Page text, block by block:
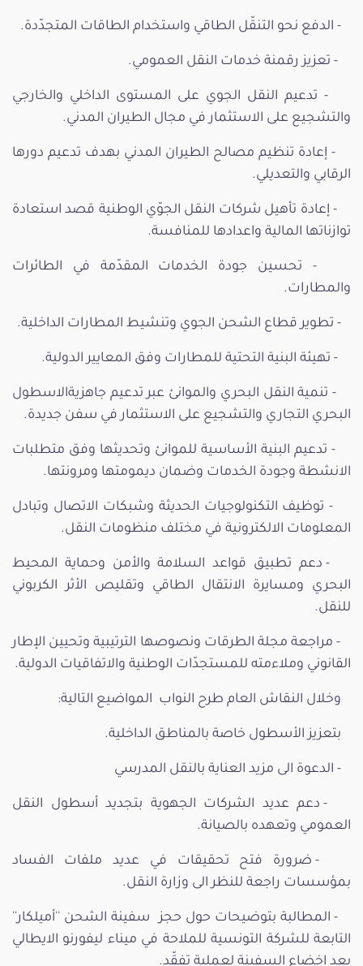
- الدفع نحو التنقّل الطاقي واستخدام الطاقات المتجدّدة.
- تعزيز رقمنة خدمات النقل العمومي.
- تدعيم النقل الجوي على المستوى الداخلي والخارجي
والتشجيع على الاستثمار في مجال الطيران المدني.
- إعادة تنظيم مصالح الطيران المدني بهدف تدعيم دورها
الرقابي والتعديلي.
- إعادة تأهيل شركات النقل الجوّي الوطنية قصد استعادة
توازناتها المالية واعدادها للمنافسة.
- تحسين جودة الخدمات المقدّمة في الطائرات
والمطارات.
- تطوير قطاع الشحن الجوي وتنشيط المطارات الداخلية.
- تهيئة البنية التحتية للمطارات وفق المعايير الدولية.
- تنمية النقل البحري والموانئ عبر تدعيم جاهزيةالاسطول
البحري التجاري والتشجيع على الاستثمار في سفن جديدة.
- تدعيم البنية الأساسية للموانئ وتحديثها وفق متطلبات
الانشطة وجودة الخدمات وضمان ديمومتها ومرونتها.
- توظيف التكنولوجيات الحديثة وشبكات الاتصال وتبادل
المعلومات الالكترونية في مختلف منظومات النقل.
- دعم تطبيق قواعد السلامة والأمن وحماية المحيط
البحري ومسايرة الانتقال الطاقي وتقليص الأثر الكربوني
للنقل.
- مراجعة مجلة الطرقات ونصوصها الترتيبية وتحيين الإطار
القانوني وملاءمته للمستجدّات الوطنية والاتفاقيات الدولية.
وخلال النقاش العام طرح النواب المواضيع التالية:
بتعزيز الأسطول خاصة بالمناطق الداخلية.
- الدعوة الى مزيد العناية بالنقل المدرسي
- دعم عديد الشركات الجهوية بتجديد أسطول النقل
العمومي وتعهده بالصيانة.
- ضرورة فتح تحقيقات في عديد ملفات الفساد
بمؤسسات راجعة للنظر الى وزارة النقل.
- المطالبة بتوضيحات حول حجز سفينة الشحن ''أميلكار''
التابعة للشركة التونسية للملاحة في ميناء ليفورنو الايطالي
بعد اخضاع السفينة لعملية تفقّد.